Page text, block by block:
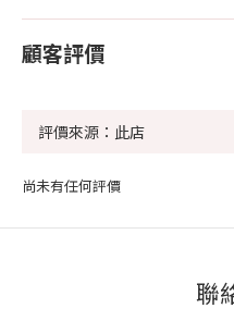
顧客評價
尚未有任何評價
聯